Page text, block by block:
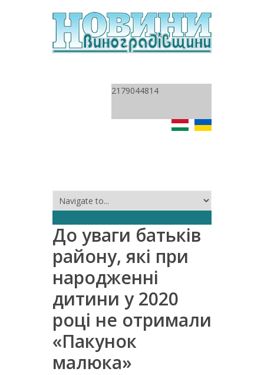
2179044814
До уваги батьків
району, які при
народженні
дитини у 2020
році не отримали
«Пакунок
малюка»